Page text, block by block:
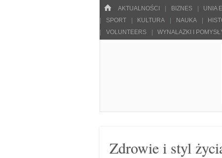
HOME
Menu
SKOCZ DO TREŚCI
AKTUALNOŚCI BIZNES UNIA
SPORT
KULTURA NAUKA
VOLUNTEERS
WYNALAZKI I
Zdrowie i styl